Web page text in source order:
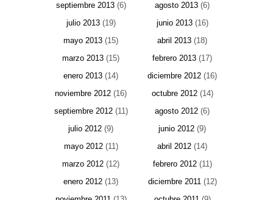
septiembre 2013(6) agosto 2013 (6)
julio 2013(19) junio 2013(16)
mayo 2013 (15) abril 2013 (18)
marzo 2013 (15) febrero 2013 (17)
enero 2013 (14) diciembre 2012 (16)
noviembre 2012 (16) octubre 2012(14)
septiembre 2012(11) agosto 2012 (6)
julio 2012 (9) junio 2012 (9)
mayo 2012(11) abril 2012 (14)
marzo 2012 (12) febrero 2012(11)
enero 2012 (13) diciembre 2011(12)